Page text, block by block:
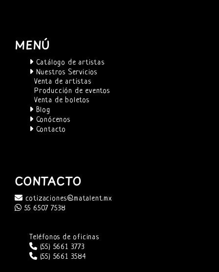
MENÚ
Catálogo de artistas
Nuestros Servicios
Venta de artistas
Producción de eventos
Venta de boletos
Blog
Conócenos
Contacto
CONTACTO
cotizaciones@matalent.mx
55 6507 7538
Teléfonos de oficinas
(55) 5661 3773
(55) 5661 3584